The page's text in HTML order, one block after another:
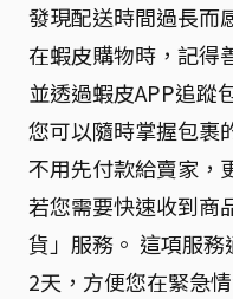
發現配送時間過長而
在蝦皮購物時，記得
並透過蝦皮APP追蹤
您可以隨時掌握包裹
不用先付款給賣家，
若您需要快速收到商
貨」服務。 這項服
2天，方便您在緊急